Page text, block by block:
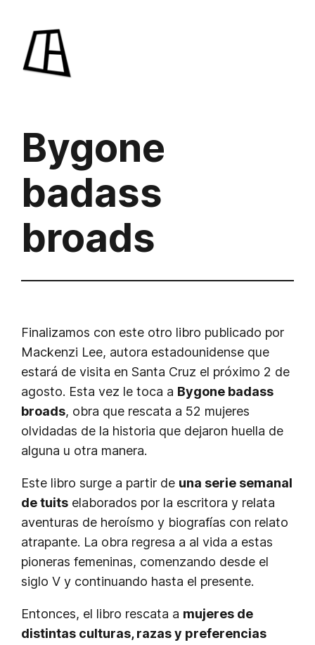
contenido
Bygone
badass
broads
Finalizamos con este otro libro publicado por
Mackenzi Lee, autora estadounidense que
estará de visita en Santa Cruz el próximo 2 de
agosto. Esta vez le toca a Bygone badass
broads, obra que rescata a 52 mujeres
olvidadas de la historia que dejaron huella de
alguna u otra manera.
Este libro surge a partir de una serie semanal
de tuits elaborados por la escritora y relata
aventuras de heroísmo y biografías con relato
atrapante. La obra regresa a al vida a estas
pioneras femeninas, comenzando desde el
siglo V y continuando hasta el presente.
Entonces, el libro rescata a mujeres de
distintas culturas, razas y preferencias